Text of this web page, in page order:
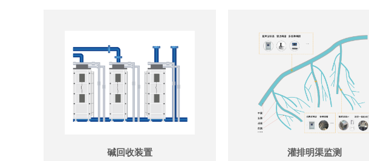
严重粉尘环境不会影响电
磁波工作；
高信噪比，即使在波动的
情况下也能获得更优的性
能；
介电常数介质的最佳选
低介电常数介质的测量更
加稳定；
多种测量模式，快速量模
式下雷达反应时间为
200ms；
高频率，是测量固体和低
介电常数介质的最佳选
择。
碱回收装置 灌排明渠监测